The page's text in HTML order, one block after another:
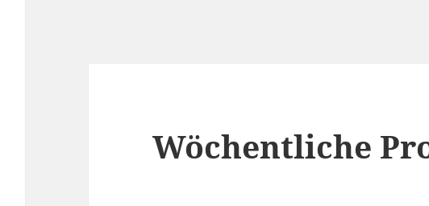
Wöchentliche